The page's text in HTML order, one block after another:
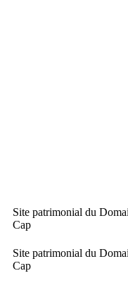
Site patrimonial du
Cap
Site patrimonial du
Cap